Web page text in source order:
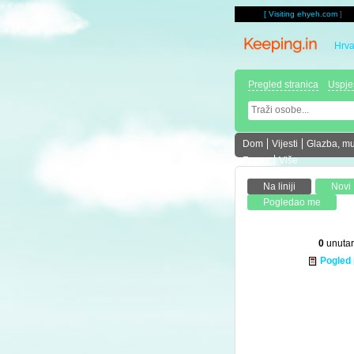
[ Visiting ehyeh.com ]
Pregled stranica
Dom Vijesti
Glazba,
Forum
Više
0
Pogled